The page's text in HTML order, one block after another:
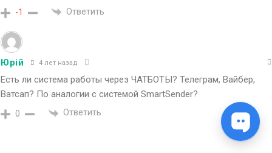
-1 Ответить
Юрій 4 лет назад
Есть ли система работы через ЧАТБОТЫ? Телеграм, Вайбер,
Ватсап? По аналогии с системой SmartSender?
0 Ответить